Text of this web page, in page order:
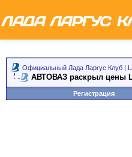
Официальный Лада Ларгус Клуб |
АВТОВАЗ раскрыл цены
Регистрация